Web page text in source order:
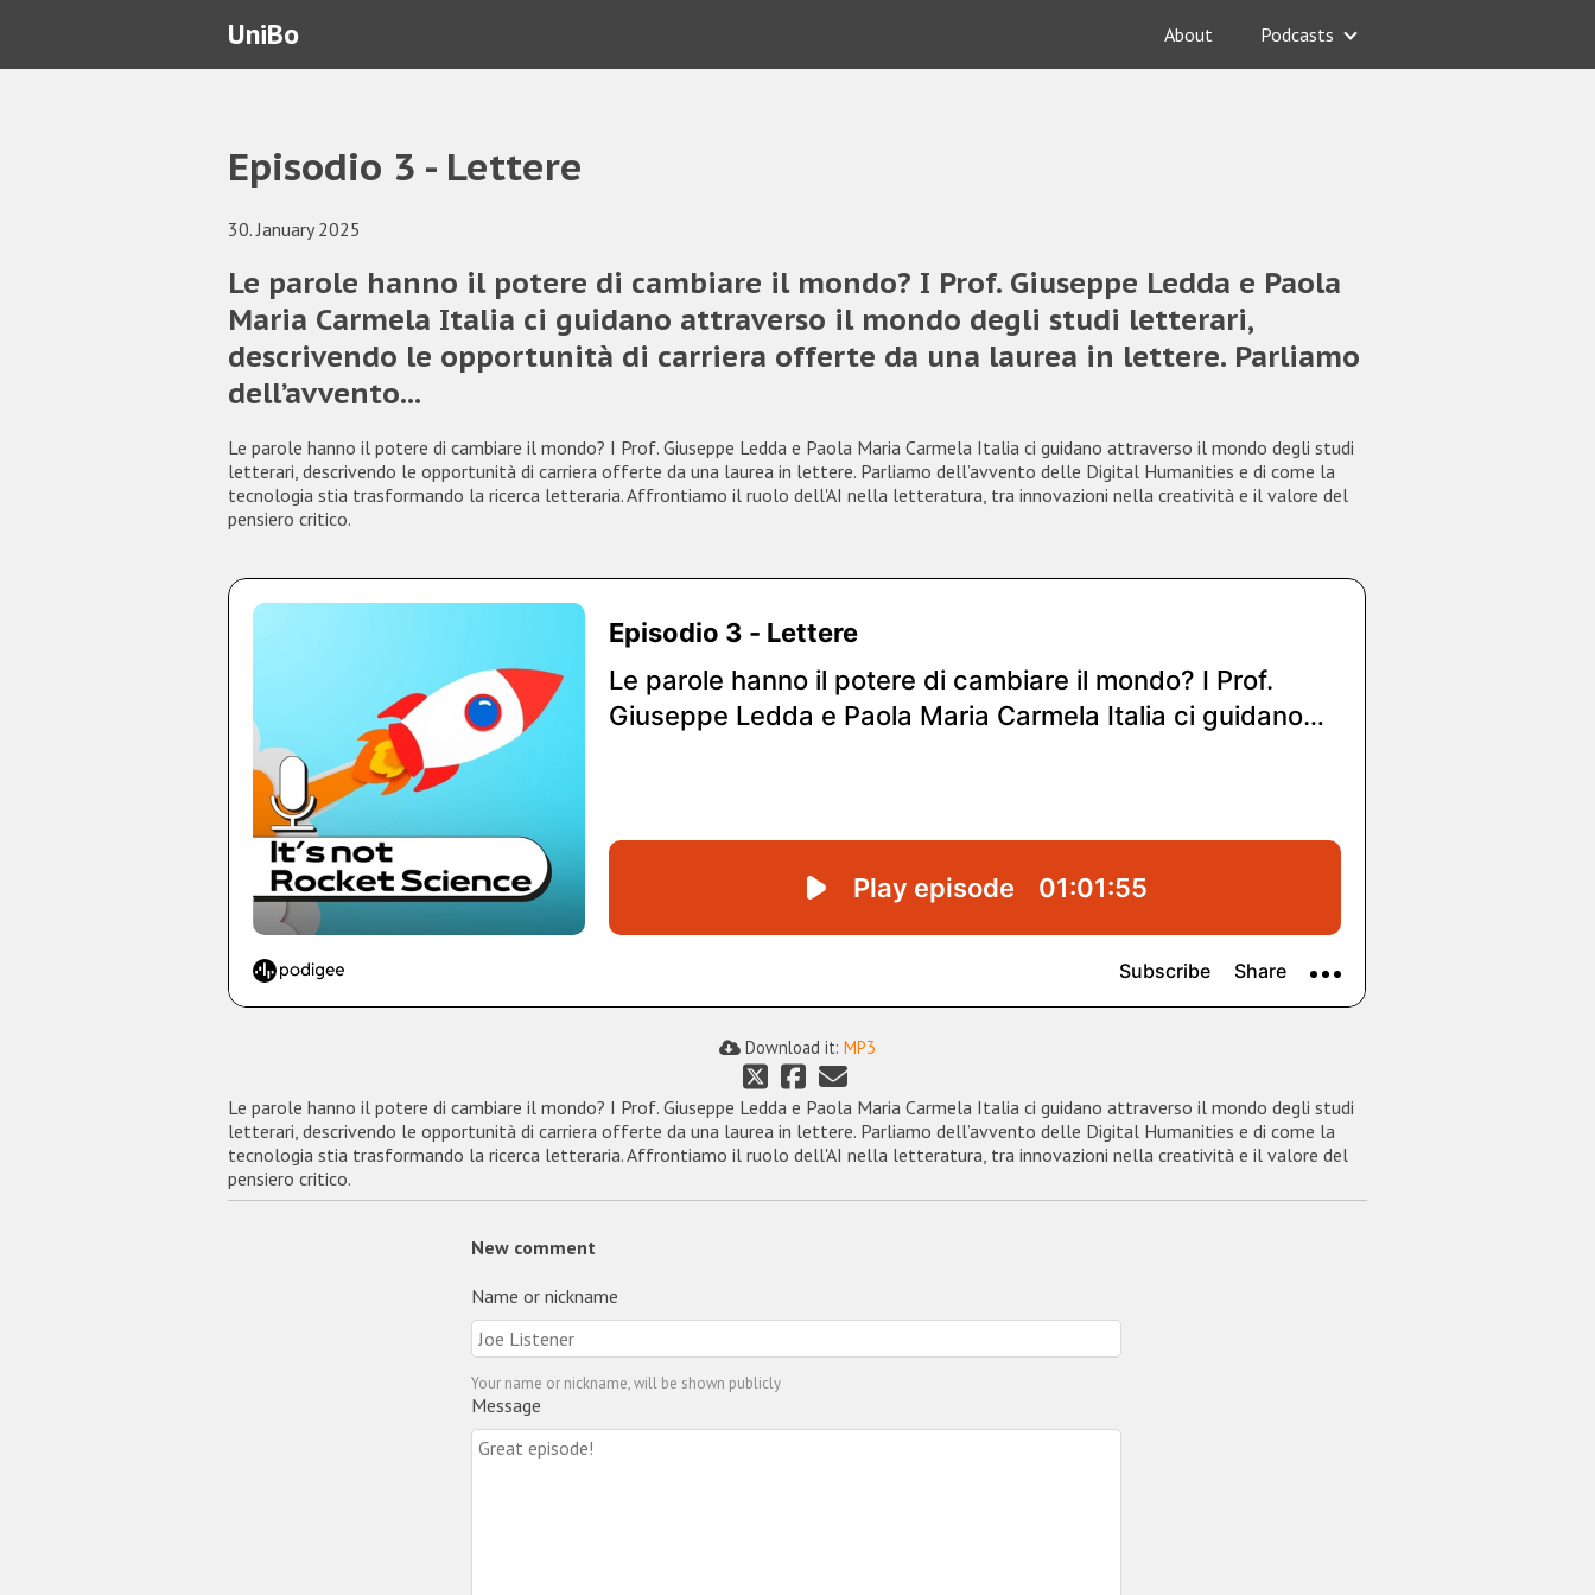
UniBo About Podcasts
Episodio 3 - Lettere
30. January 2025
Le parole hanno il potere di cambiare il mondo? I Prof. Giuseppe Ledda e Paola
Maria Carmela Italia ci guidano attraverso il mondo degli studi letterari,
descrivendo le opportunità di carriera offerte da una laurea in lettere. Parliamo
dell’avvento...
Le parole hanno il potere di cambiare il mondo? I Prof. Giuseppe Ledda e Paola Maria Carmela Italia ci guidano attraverso il mondo degli studi
letterari, descrivendo le opportunità di carriera offerte da una laurea in lettere. Parliamo dell’avvento delle Digital Humanities e di come la
tecnologia stia trasformando la ricerca letteraria. Affrontiamo il ruolo dell'AI nella letteratura, tra innovazioni nella creatività e il valore del
pensiero critico.
Download it: MP3
Le parole hanno il potere di cambiare il mondo? I Prof. Giuseppe Ledda e Paola Maria Carmela Italia ci guidano attraverso il mondo degli studi
letterari, descrivendo le opportunità di carriera offerte da una laurea in lettere. Parliamo dell’avvento delle Digital Humanities e di come la
tecnologia stia trasformando la ricerca letteraria. Affrontiamo il ruolo dell'AI nella letteratura, tra innovazioni nella creatività e il valore del
pensiero critico.
New comment
Name or nickname
Your name or nickname, will be shown publicly
Message